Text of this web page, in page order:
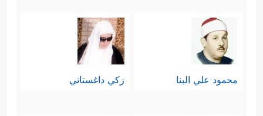
محمود علي البنا زكي داغستاني